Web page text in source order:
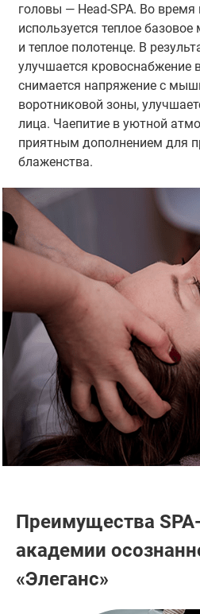
головы — Head-SPA. Во
используется теплое
и теплое полотенце. В
улучшается кровоснабжение
снимается напряжение с
воротниковой зоны,
лица. Чаепитие в уютной
приятным дополнением для
блаженства.
Преимущества
академии
«Элеганс»